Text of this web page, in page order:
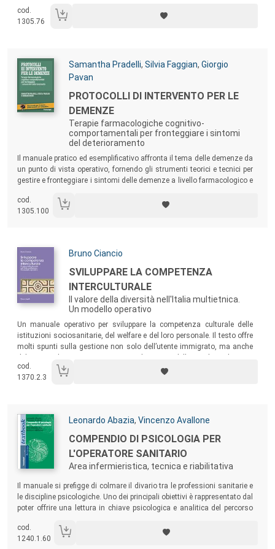
una lacuna piuttosto importante nella letteratura italiana
sull’argomento. Un utile strumento per gli studenti dei Corsi di laurea
cod.
1305.76
Autori:
Samantha Pradelli, Silvia Faggian, Giorgio
Pavan
Titolo:
PROTOCOLLI DI INTERVENTO PER LE
DEMENZE
Terapie farmacologiche cognitivo-
comportamentali per fronteggiare i sintomi
del deterioramento
Il manuale pratico ed esemplificativo affronta il tema delle demenze da
un punto di vista operativo, fornendo gli strumenti teorici e tecnici per
gestire e fronteggiare i sintomi delle demenze a livello farmacologico e
cod.
1305.100
Autori:
Bruno Ciancio
Titolo:
SVILUPPARE LA COMPETENZA
INTERCULTURALE
Il valore della diversità nell'Italia multietnica.
Un modello operativo
Un manuale operativo per sviluppare la competenza culturale delle
istituzioni sociosanitarie, del welfare e del loro personale. Il testo offre
molti spunti sulla gestione non solo dell’utente immigrato, ma anche
l’applicazione della competenza culturale.
cod.
1370.2.3
Autori:
Leonardo Abazia, Vincenzo Avallone
Titolo:
COMPENDIO DI PSICOLOGIA PER
L'OPERATORE SANITARIO
Area infermieristica, tecnica e riabilitativa
Il manuale si prefigge di colmare il divario tra le professioni sanitarie e
le discipline psicologiche. Uno dei principali obiettivi è rappresentato dal
poter offrire una lettura in chiave psicologica e analitica del percorso
settore devono attivare col paziente e la sua famiglia.
cod.
1240.1.60